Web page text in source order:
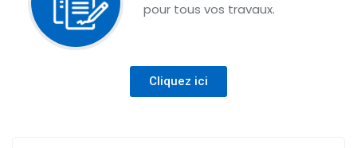
pour tous vos travaux.
Cliquez ici